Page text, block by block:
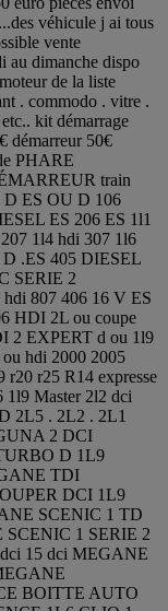
véhicule j ai tous
vente
au dimanche dispo
de la liste
. commodo . vitre .
kit démarrage
démarreur 50€
PHARE
train
ES OU D 106
ES 206 ES 1l1
1l4 hdi 307 1l6
.ES 405 DIESEL
SERIE 2
807 406 16 V ES
HDI 2L ou coupe
2 EXPERT d ou 1l9
hdi 2000 2005
r25 R14 expresse
1l9 Master 2l2 dci
2L5 . 2L2 . 2L1
2 DCI
D 1L9
TDI
DCI 1L9
SCENIC 1 TD
1 SERIE 2
15 dci MEGANE
BOITTE AUTO